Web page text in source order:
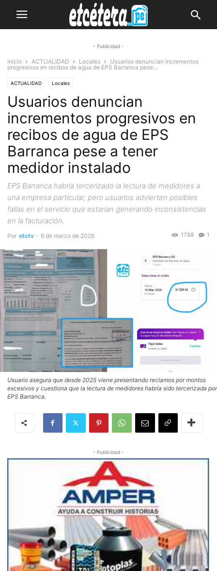
- Publicidad -
Inicio ACTUALIDAD Locales
Usuarios denuncian incrementos
progresivos en recibos de agua de EPS Barranca pese...
ACTUALIDAD Locales
Usuarios denuncian
incrementos progresivos en
recibos de agua de EPS
Barranca pese a tener
medidor instalado
EPS Barranca habría tercerizado la lectura de medidores a
una empresa particular, pero usuarios advierten posibles
fallas en el servicio que estarían generando inconsistencias
en la facturación.
Por etctv - 6 de marzo de 2026 1
1788
Usuario asegura que desde 2025 viene presentando reclamos por montos
excesivos y cuestiona que la lectura de medidores habría sido tercerizada por
EPS Barranca.
- Publicidad -